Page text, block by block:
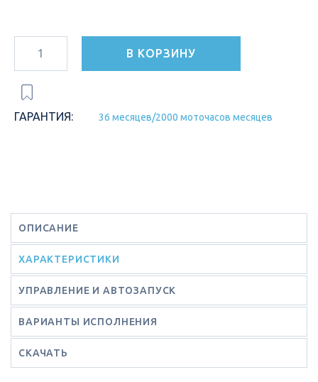
В КОРЗИНУ
ГАРАНТИЯ: 36 месяцев/2000 моточасов месяцев
ОПИСАНИЕ
ХАРАКТЕРИСТИКИ
УПРАВЛЕНИЕ И АВТОЗАПУСК
ВАРИАНТЫ ИСПОЛНЕНИЯ
СКАЧАТЬ